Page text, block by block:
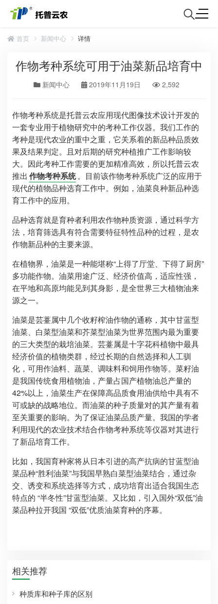
首页 新闻中心 详情
作物考种系统可用于油菜新品培育中
新闻中心 2019年11月19日 2,592
作物考种系统是托普云农应用现代图像技术设计开发的
一套专业用于植物研究中的考种工作仪器。我们工作的
考种是现代农业的重中之重，它关系着的新品种品质效
果及结果判定。且对后期的研究种植推广工作影响较
大。因此考种工作需要的更加精准高效，所以托普云农
推出 作物考种系统。目前该作物考种系统广泛的应用于
现代的植物品种选育工作中。例如，油菜良种新品种选
育工作中的应用。
品种选育就是育种者利用农作物种质资源，通过科学方
法，培育筛选具有符合需要特征特性品种的过程，是农
作物新品种的主要来源。
在植物界，油菜是一种能堪称“上得了厅堂、下得了厨房”
多功能作物。油菜用途广泛、经济价值高，适应性强，
在平地和高原均能见到其身影，是全世界三大植物油来
源之一。
油菜是芸薹属中几个收籽榨油作物的通称，其中甘蓝型
油菜、白菜型油菜和芥菜型油菜为世界范围内最为重要
的三大类型的栽培油菜。芸薹属是十字花科植物中最具
经济价值的植物类群，经过长期的自然选择和人工驯
化，可用作油料、蔬菜、调味料和饲用作物等。菜籽油
是我国传统食用植物油，产量占国产植物油总产量的
42%以上，油菜生产在保障高品质食用油供给中具有不
可或缺的战略地位。而油菜的种子质量对的其产量有着
至关重要的影响。为了保证油菜品质产量。我国的学者
利用现代的农业技术结合作物考种系统等仪器对其进行
了新品培育工作。
比如，我国育种家将从日本引进的高产抗病的甘蓝型油
菜品种“胜利油菜”与我国早熟白菜型油菜结合，通过杂
交、诱变和系统选择等方式，成功培育出适合我国生态
特点的 “半冬性”甘蓝型油菜。又比如，引入国外“双低”油
菜品种拉开我国 “双低”优质油菜育种的序幕。
相关推荐
种质库和种子库的区别